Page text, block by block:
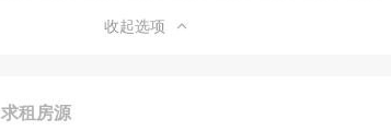
收起选项
求租房源